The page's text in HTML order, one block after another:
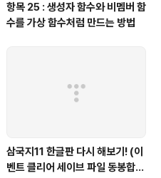
항목 25 : 생성자 함수와 비멤버 함
수를 가상 함수처럼 만드는 방법
삼국지11 한글판 다시 해보기! (이
벤트 클리어 세이브 파일 동봉합니